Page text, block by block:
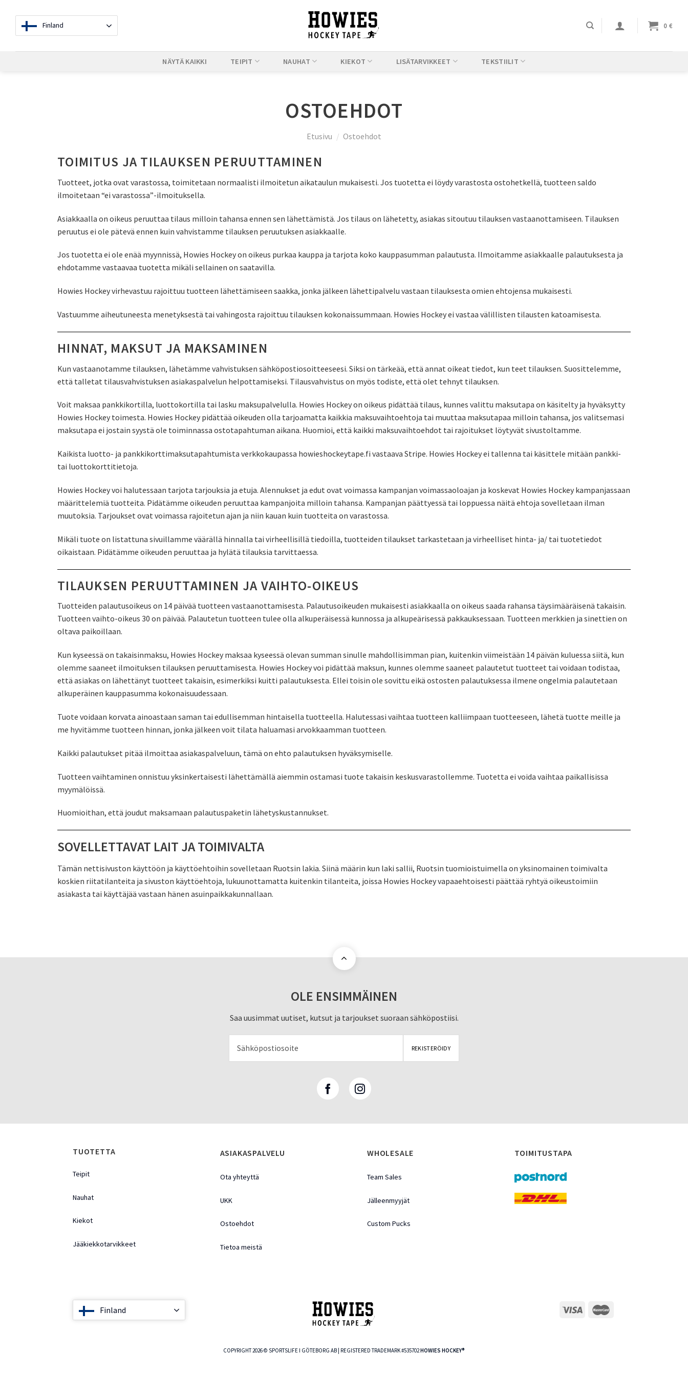
content
Finland 0 €
NÄYTÄ KAIKKI TEIPIT NAUHAT KIEKOT LISÄTARVIKKEET TEKSTIILIT
OSTOEHDOT
Etusivu / Ostoehdot
TOIMITUS JA TILAUKSEN PERUUTTAMINEN
Tuotteet, jotka ovat varastossa, toimitetaan normaalisti ilmoitetun aikataulun mukaisesti. Jos tuotetta ei löydy varastosta ostohetkellä, tuotteen saldo
ilmoitetaan “ei varastossa”-ilmoituksella.
Asiakkaalla on oikeus peruuttaa tilaus milloin tahansa ennen sen lähettämistä. Jos tilaus on lähetetty, asiakas sitoutuu tilauksen vastaanottamiseen. Tilauksen
peruutus ei ole pätevä ennen kuin vahvistamme tilauksen peruutuksen asiakkaalle.
Jos tuotetta ei ole enää myynnissä, Howies Hockey on oikeus purkaa kauppa ja tarjota koko kauppasumman palautusta. Ilmoitamme asiakkaalle palautuksesta ja
ehdotamme vastaavaa tuotetta mikäli sellainen on saatavilla.
Howies Hockey virhevastuu rajoittuu tuotteen lähettämiseen saakka, jonka jälkeen lähettipalvelu vastaan tilauksesta omien ehtojensa mukaisesti.
Vastuumme aiheutuneesta menetyksestä tai vahingosta rajoittuu tilauksen kokonaissummaan. Howies Hockey ei vastaa välillisten tilausten katoamisesta.
HINNAT, MAKSUT JA MAKSAMINEN
Kun vastaanotamme tilauksen, lähetämme vahvistuksen sähköpostiosoitteeseesi. Siksi on tärkeää, että annat oikeat tiedot, kun teet tilauksen. Suosittelemme,
että talletat tilausvahvistuksen asiakaspalvelun helpottamiseksi. Tilausvahvistus on myös todiste, että olet tehnyt tilauksen.
Voit maksaa pankkikortilla, luottokortilla tai lasku maksupalvelulla. Howies Hockey on oikeus pidättää tilaus, kunnes valittu maksutapa on käsitelty ja hyväksytty
Howies Hockey toimesta. Howies Hockey pidättää oikeuden olla tarjoamatta kaikkia maksuvaihtoehtoja tai muuttaa maksutapaa milloin tahansa, jos valitsemasi
maksutapa ei jostain syystä ole toiminnassa ostotapahtuman aikana. Huomioi, että kaikki maksuvaihtoehdot tai rajoitukset löytyvät sivustoltamme.
Kaikista luotto- ja pankkikorttimaksutapahtumista verkkokaupassa howieshockeytape.fi vastaava Stripe. Howies Hockey ei tallenna tai käsittele mitään pankki-
tai luottokorttitietoja.
Howies Hockey voi halutessaan tarjota tarjouksia ja etuja. Alennukset ja edut ovat voimassa kampanjan voimassaoloajan ja koskevat Howies Hockey kampanjassaan
määrittelemiä tuotteita. Pidätämme oikeuden peruuttaa kampanjoita milloin tahansa. Kampanjan päättyessä tai loppuessa näitä ehtoja sovelletaan ilman
muutoksia. Tarjoukset ovat voimassa rajoitetun ajan ja niin kauan kuin tuotteita on varastossa.
Mikäli tuote on listattuna sivuillamme väärällä hinnalla tai virheellisillä tiedoilla, tuotteiden tilaukset tarkastetaan ja virheelliset hinta- ja/ tai tuotetiedot
oikaistaan. Pidätämme oikeuden peruuttaa ja hylätä tilauksia tarvittaessa.
TILAUKSEN PERUUTTAMINEN JA VAIHTO-OIKEUS
Tuotteiden palautusoikeus on 14 päivää tuotteen vastaanottamisesta. Palautusoikeuden mukaisesti asiakkaalla on oikeus saada rahansa täysimääräisenä takaisin.
Tuotteen vaihto-oikeus 30 on päivää. Palautetun tuotteen tulee olla alkuperäisessä kunnossa ja alkupeärisessä pakkauksessaan. Tuotteen merkkien ja sinettien on
oltava paikoillaan.
Kun kyseessä on takaisinmaksu, Howies Hockey maksaa kyseessä olevan summan sinulle mahdollisimman pian, kuitenkin viimeistään 14 päivän kuluessa siitä, kun
olemme saaneet ilmoituksen tilauksen peruuttamisesta. Howies Hockey voi pidättää maksun, kunnes olemme saaneet palautetut tuotteet tai voidaan todistaa,
että asiakas on lähettänyt tuotteet takaisin, esimerkiksi kuitti palautuksesta. Ellei toisin ole sovittu eikä ostosten palautuksessa ilmene ongelmia palautetaan
alkuperäinen kauppasumma kokonaisuudessaan.
Tuote voidaan korvata ainoastaan saman tai edullisemman hintaisella tuotteella. Halutessasi vaihtaa tuotteen kalliimpaan tuotteeseen, lähetä tuotte meille ja
me hyvitämme tuotteen hinnan, jonka jälkeen voit tilata haluamasi arvokkaamman tuotteen.
Kaikki palautukset pitää ilmoittaa asiakaspalveluun, tämä on ehto palautuksen hyväksymiselle.
Tuotteen vaihtaminen onnistuu yksinkertaisesti lähettämällä aiemmin ostamasi tuote takaisin keskusvarastollemme. Tuotetta ei voida vaihtaa paikallisissa
myymälöissä.
Huomioithan, että joudut maksamaan palautuspaketin lähetyskustannukset.
SOVELLETTAVAT LAIT JA TOIMIVALTA
Tämän nettisivuston käyttöön ja käyttöehtoihin sovelletaan Ruotsin lakia. Siinä määrin kun laki sallii, Ruotsin tuomioistuimella on yksinomainen toimivalta
koskien riitatilanteita ja sivuston käyttöehtoja, lukuunottamatta kuitenkin tilanteita, joissa Howies Hockey vapaaehtoisesti päättää ryhtyä oikeustoimiin
asiakasta tai käyttäjää vastaan hänen asuinpaikkakunnallaan.
OLE ENSIMMÄINEN
Saa uusimmat uutiset, kutsut ja tarjoukset suoraan sähköpostiisi.
TUOTETTA
Teipit
Nauhat
Kiekot
Jääkiekkotarvikkeet
ASIAKASPALVELU
Ota yhteyttä
UKK
Ostoehdot
Tietoa meistä
WHOLESALE
Team Sales
Jälleenmyyjät
Custom Pucks
TOIMITUSTAPA
Finland
COPYRIGHT 2026 © SPORTSLIFE I GÖTEBORG AB | REGISTERED TRADEMARK #535702HOWIES HOCKEY®